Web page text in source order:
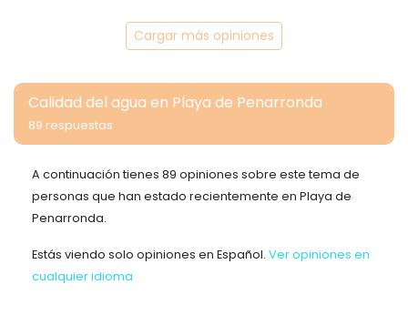
Cargar más opiniones
Calidad del agua en Playa de Penarronda
89 respuestas
A continuación tienes 89 opiniones sobre este tema de
personas que han estado recientemente en Playa de
Penarronda.
Estás viendo solo opiniones en Español. Ver opiniones en
cualquier idioma